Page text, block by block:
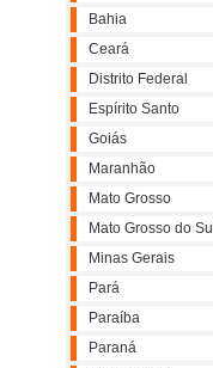
Bahia
Ceará
Distrito Federal
Espírito Santo
Goiás
Maranhão
Mato Grosso
Mato Grosso do Sul
Minas Gerais
Pará
Paraíba
Paraná